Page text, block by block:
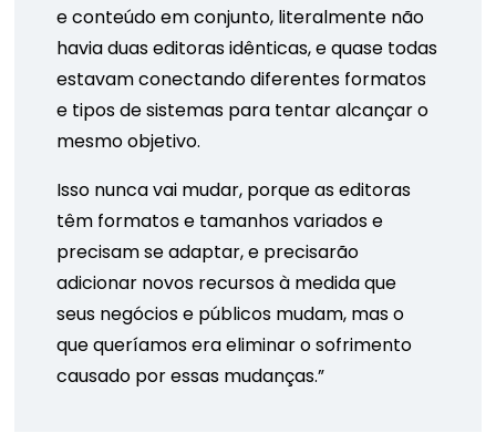
e conteúdo em conjunto, literalmente não
havia duas editoras idênticas, e quase todas
estavam conectando diferentes formatos
e tipos de sistemas para tentar alcançar o
mesmo objetivo.
Isso nunca vai mudar, porque as editoras
têm formatos e tamanhos variados e
precisam se adaptar, e precisarão
adicionar novos recursos à medida que
seus negócios e públicos mudam, mas o
que queríamos era eliminar o sofrimento
causado por essas mudanças.”